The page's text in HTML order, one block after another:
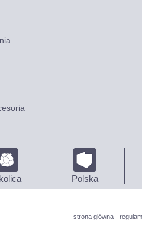
Polska
strona główna